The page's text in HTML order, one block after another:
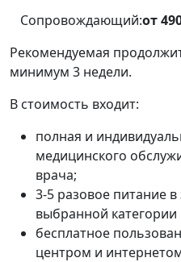
Сопровождающий:от
Рекомендуемая
минимум 3 недели.
В стоимость входит:
полная и
медицинского
врача;
3-5 разовое питание
выбранной
бесплатное
центром и